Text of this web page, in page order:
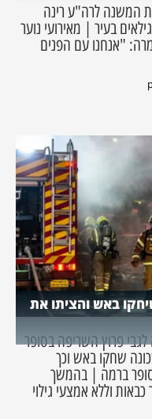
המשנה לרה"ע רינה
בעיר | מאירועי נוער
"אנחנו עם הפנים
באש והציתו את
פרוץ השריפה בסופר
שחקו באש וכך
ברמה | בהמשך
וללא אמצעי גילוי